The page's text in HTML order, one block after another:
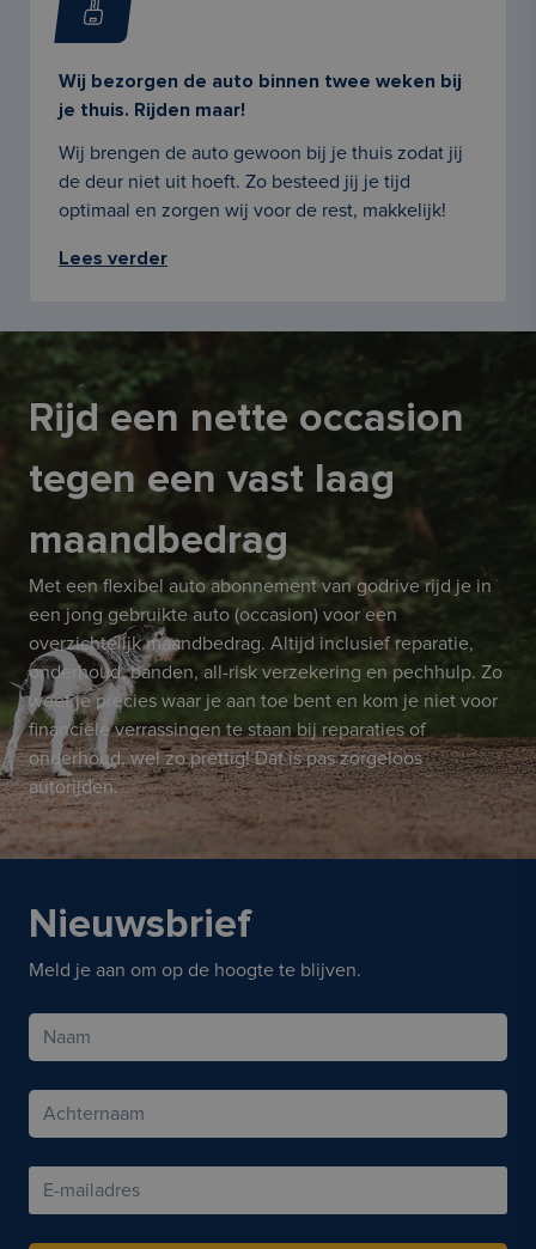
Wij bezorgen de auto binnen twee weken bij
je thuis. Rijden maar!
Wij brengen de auto gewoon bij je thuis zodat jij
de deur niet uit hoeft. Zo besteed jij je tijd
optimaal en zorgen wij voor de rest, makkelijk!
Lees verder
Rijd een nette occasion
tegen een vast laag
maandbedrag
Met een flexibel auto abonnement van godrive rijd je in
een jong gebruikte auto (occasion) voor een
overzichtelijk maandbedrag. Altijd inclusief reparatie,
onderhoud, banden, all-risk verzekering en pechhulp. Zo
weet je precies waar je aan toe bent en kom je niet voor
financiële verrassingen te staan bij reparaties of
onderhoud, wel zo prettig! Dat is pas zorgeloos
autorijden.
Nieuwsbrief
Meld je aan om op de hoogte te blijven.